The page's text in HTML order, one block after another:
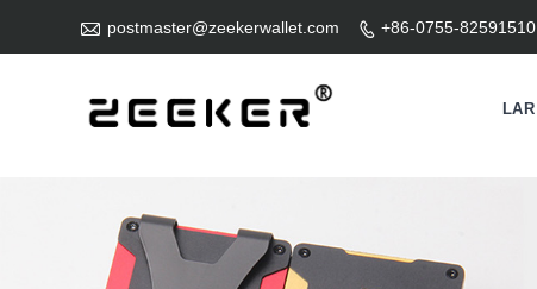
 postmaster@zeekerwallet.com  +86-0755-82591510
LAR